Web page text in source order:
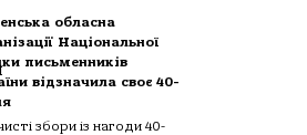
обласна
Національної
письменників
відзначила своє 40-
збори із нагоди 40-